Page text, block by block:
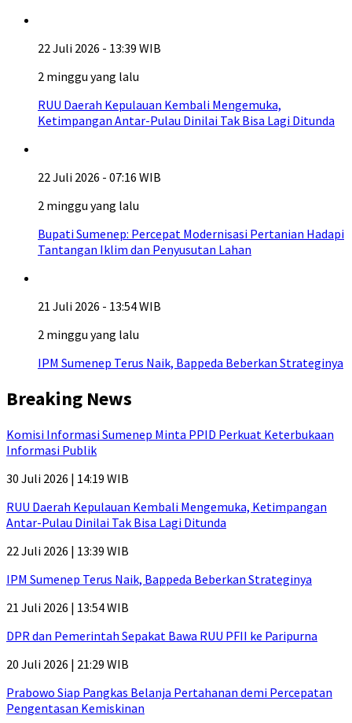
22 Juli 2026 - 13:39 WIB
2 minggu yang lalu
RUU Daerah Kepulauan Kembali Mengemuka,
Ketimpangan Antar-Pulau Dinilai Tak Bisa Lagi Ditunda
22 Juli 2026 - 07:16 WIB
2 minggu yang lalu
Bupati Sumenep: Percepat Modernisasi Pertanian Hadapi
Tantangan Iklim dan Penyusutan Lahan
21 Juli 2026 - 13:54 WIB
2 minggu yang lalu
IPM Sumenep Terus Naik, Bappeda Beberkan Strateginya
Breaking News
Komisi Informasi Sumenep Minta PPID Perkuat Keterbukaan
Informasi Publik
30 Juli 2026 | 14:19 WIB
RUU Daerah Kepulauan Kembali Mengemuka, Ketimpangan
Antar-Pulau Dinilai Tak Bisa Lagi Ditunda
22 Juli 2026 | 13:39 WIB
IPM Sumenep Terus Naik, Bappeda Beberkan Strateginya
21 Juli 2026 | 13:54 WIB
DPR dan Pemerintah Sepakat Bawa RUU PFII ke Paripurna
20 Juli 2026 | 21:29 WIB
Prabowo Siap Pangkas Belanja Pertahanan demi Percepatan
Pengentasan Kemiskinan